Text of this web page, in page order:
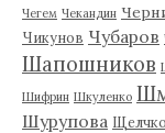
Чегем Чекандин
Чикунов Чубаров
Шапошников
Шифрин Шкуленко
Шурупова